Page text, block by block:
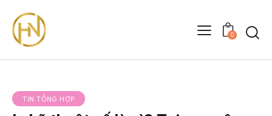
0
TIN TỔNG HỢP